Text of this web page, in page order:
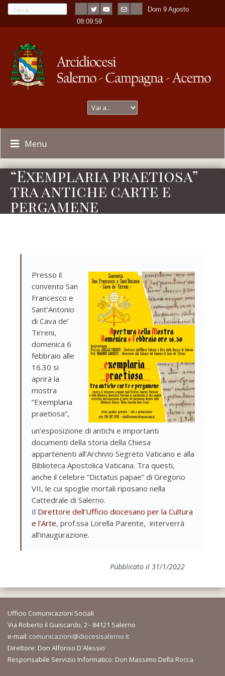
Dom 9 Agosto
-08:09:59
Menu
“Exemplaria praetiosa”
tra antiche carte e
pergamene
Presso il
convento San
Francesco e
Sant’Antonio
di Cava de’
Tirreni,
domenica 6
febbraio alle
16.30 si
aprirà la
mostra
“Exemplaria
praetiosa”,
un’esposizione di antichi e importanti
documenti della storia della Chiesa
appartenenti all’Archivio Segreto Vaticano e alla
Biblioteca Apostolica Vaticana. Tra questi,
anche il celebre “Dictatus papae” di Gregorio
VII, le cui spoglie mortali riposano nella
Cattedrale di Salerno.
Il Direttore dell’Ufficio diocesano per la Cultura
e l’Arte, prof.ssa Lorella Parente, interverrà
all’inaugurazione.
Pubblicato il 31/1/2022
Ufficio Comunicazioni Sociali
Via Roberto il Guiscardo, 2 - 84121 Salerno
e-mail: comunicazioni@diocesisalerno.it
Direttore: Don Alfonso D'Alessio
Responsabile Servizio Informatico: Don Massimo Della Rocca